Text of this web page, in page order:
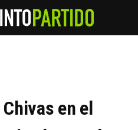
en el